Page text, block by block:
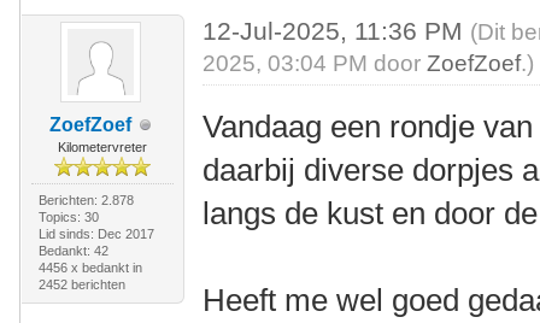
ZoefZoef
Kilometervreter
Berichten: 2.878
Topics: 30
Lid sinds: Dec 2017
Bedankt: 42
4456 x bedankt in
2452 berichten
12-Jul-2025, 11:36 PM (Dit
2025, 03:04 PM doorZoefZoef.)
Vandaag een rondje
daarbij diverse dorpjes
langs de kust en door
Heeft me wel goed